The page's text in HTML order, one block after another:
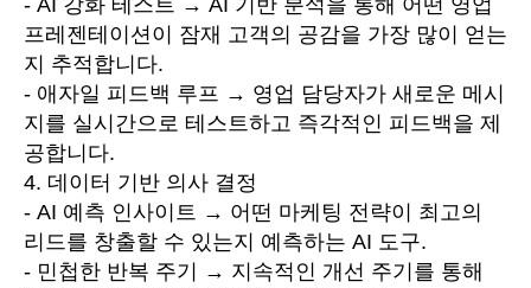
- AI 강화 테스트 → AI 기반 분석을 통해 어떤 영업
프레젠테이션이 잠재 고객의 공감을 가장 많이 얻는
지 추적합니다.
- 애자일 피드백 루프 → 영업 담당자가 새로운 메시
지를 실시간으로 테스트하고 즉각적인 피드백을 제
공합니다.
4. 데이터 기반 의사 결정
- AI 예측 인사이트 → 어떤 마케팅 전략이 최고의
리드를 창출할 수 있는지 예측하는 AI 도구.
- 민첩한 반복 주기 → 지속적인 개선 주기를 통해